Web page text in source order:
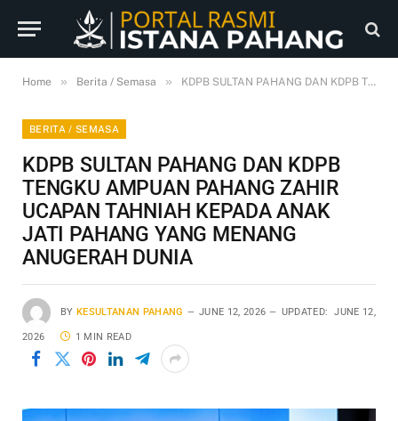
Home » Berita / Semasa » KDPB SULTAN PAHANG DAN KDPB TENGKU AMPUAN PAHANG ZAHIR UCAPAN TAHNIAH KEPADA ANAK JATI PAHANG YANG MENANG ANUGERAH DUNIA
BERITA / SEMASA
KDPB SULTAN PAHANG DAN KDPB
TENGKU AMPUAN PAHANG ZAHIR
UCAPAN TAHNIAH KEPADA ANAK
JATI PAHANG YANG MENANG
ANUGERAH DUNIA
BY KESULTANAN PAHANG JUNE 12, 2026 UPDATED: JUNE 12,
2026 1 MIN READ